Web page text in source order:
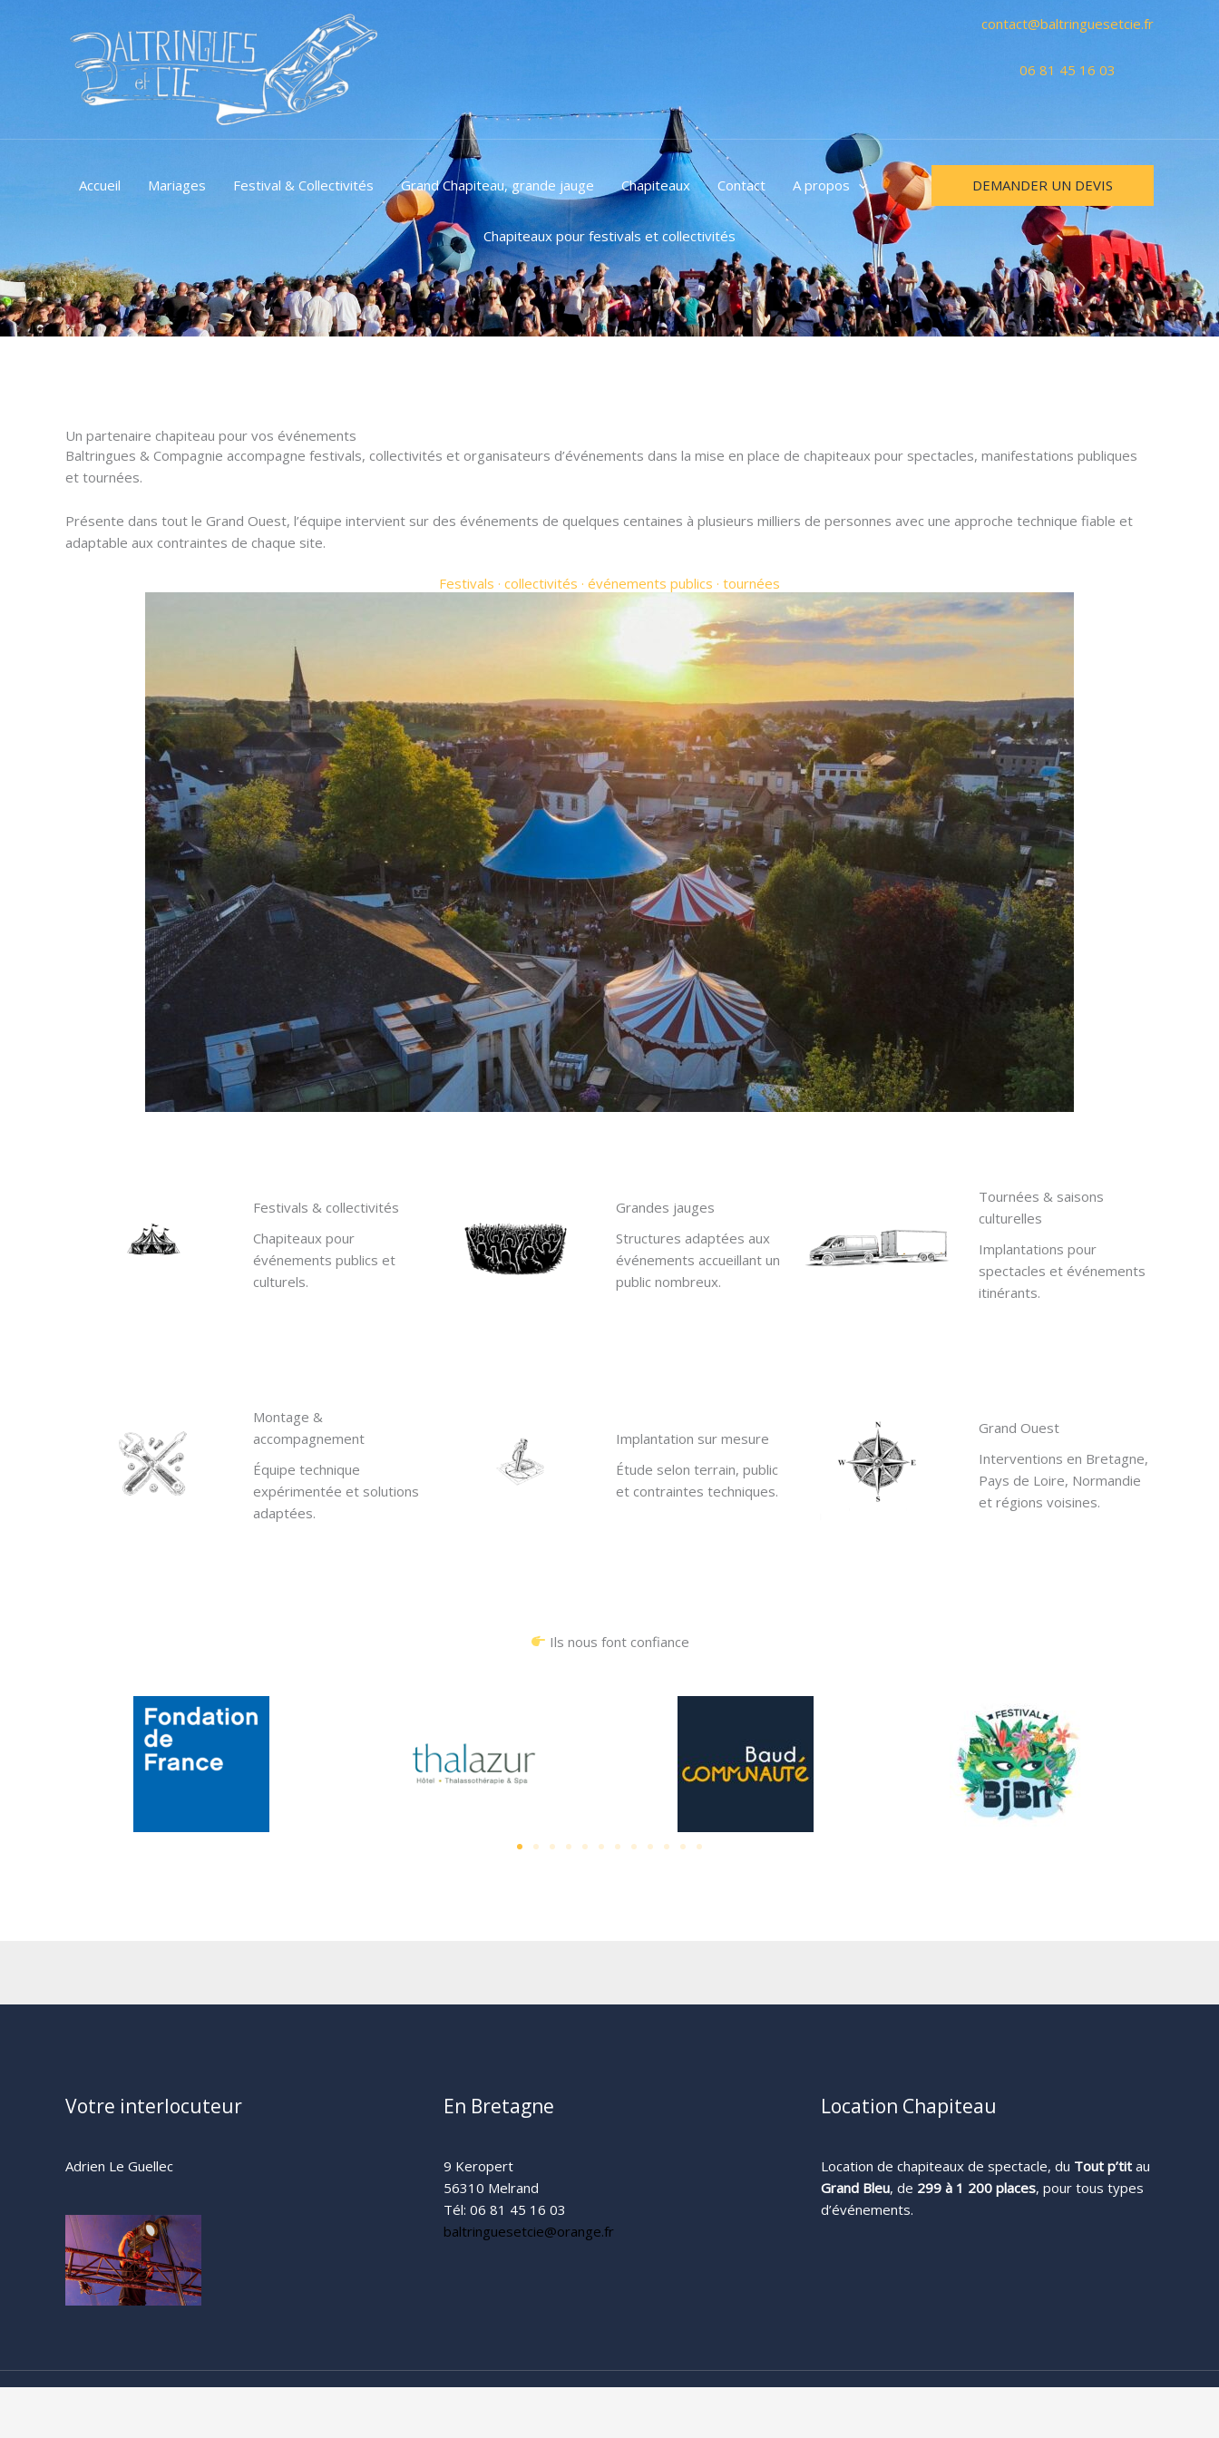
contact@baltringuesetcie.fr
06 81 45 16 03
Accueil Mariages Festival & Collectivités Grand Chapiteau, grande jauge Chapiteaux Contact A propos DEMANDER UN DEVIS
Chapiteaux pour festivals et collectivités
Un partenaire chapiteau pour vos événements
Baltringues & Compagnie accompagne festivals, collectivités et organisateurs d’événements dans la mise en place de chapiteaux pour spectacles, manifestations publiques
et tournées.
Présente dans tout le Grand Ouest, l’équipe intervient sur des événements de quelques centaines à plusieurs milliers de personnes avec une approche technique fiable et
adaptable aux contraintes de chaque site.
Festivals · collectivités · événements publics · tournées
Festivals & collectivités
Chapiteaux pour
événements publics et
culturels.
Grandes jauges
Structures adaptées aux
événements accueillant un
public nombreux.
Tournées & saisons
culturelles
Implantations pour
spectacles et événements
itinérants.
Montage &
accompagnement
Équipe technique
expérimentée et solutions
adaptées.
Implantation sur mesure
Étude selon terrain, public
et contraintes techniques.
Grand Ouest
Interventions en Bretagne,
Pays de Loire, Normandie
et régions voisines.
Ils nous font confiance
Votre interlocuteur
Adrien Le Guellec
En Bretagne
9 Keropert
56310 Melrand
Tél: 06 81 45 16 03
baltringuesetcie@orange.fr
Location Chapiteau
Location de chapiteaux de spectacle, du Tout p’tit au
Grand Bleu, de 299 à 1 200 places, pour tous types
d’événements.